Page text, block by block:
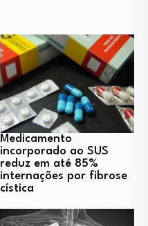
Medicamento
incorporado ao SUS
reduz em até 85%
internações por fibrose
cística